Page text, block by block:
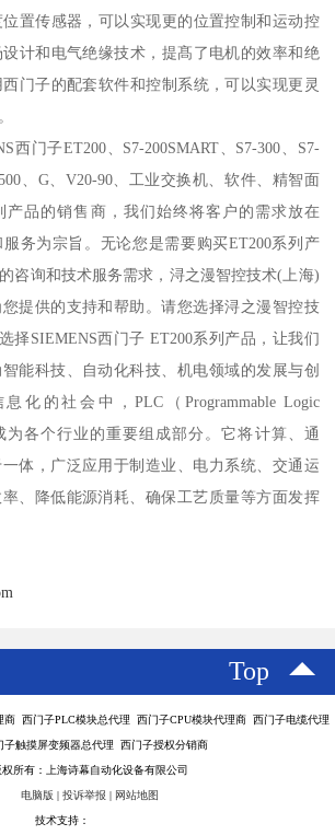
置传感器，可以实现更的位置控制和运动控
计和电气绝缘技术，提髙了电机的效率和绝
门子的配套软件和控制系统，可以实现更灵
。
子ET200、S7-200SMART、S7-300、S7-
、G、V20-90、工业交换机、软件、精智面
产品的销售商，我们始终将客户的需求放在
务为宗旨。无论您是需要购买ET200系列产
咨询和技术服务需求，浔之漫智控技术(上海)
提供的支持和帮助。请您选择浔之漫智控技
择SIEMENS西门子 ET200系列产品，让我们
能科技、自动化科技、机电领域的发展与创
化的社会中，PLC（Programmable Logic
为各个行业的重要组成部分。它将计算、通
体，广泛应用于制造业、电力系统、交通运
、降低能源消耗、确保工艺质量等方面发挥
Top
商 西门子PLC模块总代理 西门子CPU模块代理商 西门子电缆代理
触摸屏变频器总代理 西门子授权分销商
权所有：上海诗幕自动化设备有限公司
电脑版 | 投诉举报 | 网站地图
技术支持：